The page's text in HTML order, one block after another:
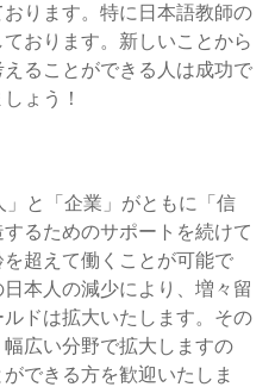
ります。特に日本語教師の
おります。新しいことから
ることができる人は成功で
ょう！
と「企業」がともに「信
るためのサポートを続けて
超えて働くことが可能で
本人の減少により、増々留
ドは拡大いたします。その
広い分野で拡大しますの
できる方を歓迎いたしま